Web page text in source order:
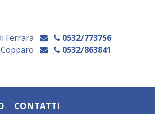
Ferrara
0532/773756
0532/863841
CONTATTI